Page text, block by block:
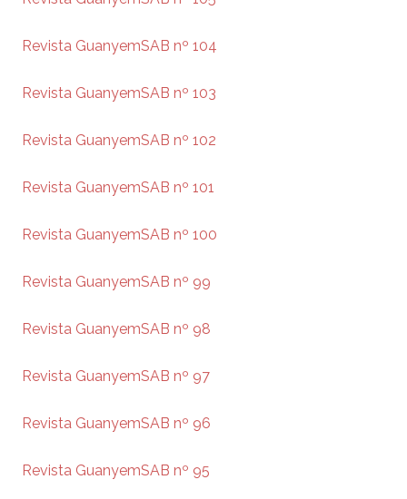
Revista GuanyemSAB nº 104
Revista GuanyemSAB nº 103
Revista GuanyemSAB nº 102
Revista GuanyemSAB nº 101
Revista GuanyemSAB nº 100
Revista GuanyemSAB nº 99
Revista GuanyemSAB nº 98
Revista GuanyemSAB nº 97
Revista GuanyemSAB nº 96
Revista GuanyemSAB nº 95